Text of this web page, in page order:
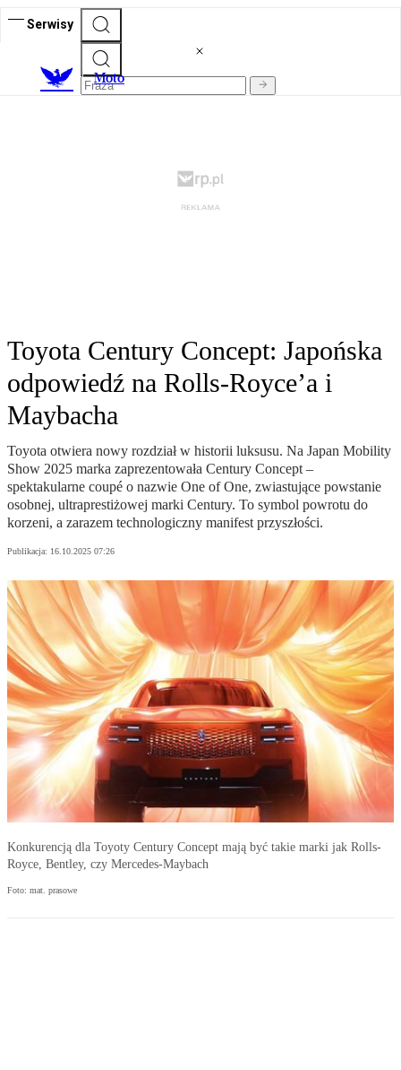
Serwisy
Moto
Toyota Century Concept: Japońska
odpowiedź na Rolls-Royce’a i
Maybacha
Toyota otwiera nowy rozdział w historii luksusu. Na Japan Mobility
Show 2025 marka zaprezentowała Century Concept –
spektakularne coupé o nazwie One of One, zwiastujące powstanie
osobnej, ultraprestiżowej marki Century. To symbol powrotu do
korzeni, a zarazem technologiczny manifest przyszłości.
Publikacja: 16.10.2025 07:26
Konkurencją dla Toyoty Century Concept mają być takie marki jak Rolls-
Royce, Bentley, czy Mercedes-Maybach
Foto: mat. prasowe